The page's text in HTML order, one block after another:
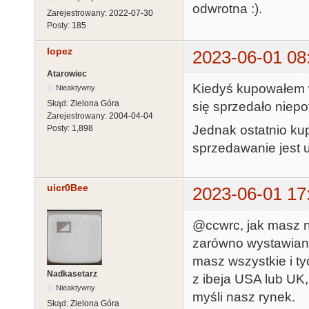
Zarejestrowany: 2022-07-30
Posty: 185
odwrotna :).
lopez 2023-06-01
Atarowiec
Nieaktywny
Skąd: Zielona Góra
Zarejestrowany: 2004-04-04
Posty: 1,898
Kiedyś
się sprzedało
Jednak ostatnio
sprzedawanie jest
uicr0Bee 2023-06-01
Nadkasetarz
Nieaktywny
Skąd: Zielona Góra
@ccwrc, jak masz
zarówno
masz wszystkie i
z ibeja USA lub
myśli nasz rynek.